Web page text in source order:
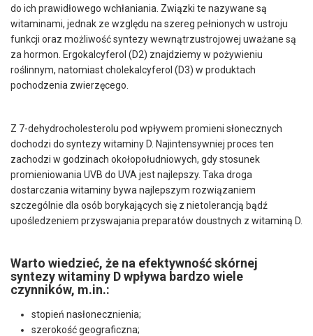
do ich prawidłowego wchłaniania. Związki te nazywane są
witaminami, jednak ze względu na szereg pełnionych w ustroju
funkcji oraz możliwość syntezy wewnątrzustrojowej uważane są
za hormon. Ergokalcyferol (D2) znajdziemy w pożywieniu
roślinnym, natomiast cholekalcyferol (D3) w produktach
pochodzenia zwierzęcego.
Z 7-dehydrocholesterolu pod wpływem promieni słonecznych
dochodzi do syntezy witaminy D. Najintensywniej proces ten
zachodzi w godzinach okołopołudniowych, gdy stosunek
promieniowania UVB do UVA jest najlepszy. Taka droga
dostarczania witaminy bywa najlepszym rozwiązaniem
szczególnie dla osób borykających się z nietolerancją bądź
upośledzeniem przyswajania preparatów doustnych z witaminą D.
Warto wiedzieć, że na efektywność skórnej
syntezy witaminy D wpływa bardzo wiele
czynników, m.in.:
stopień nasłonecznienia;
szerokość geograficzna;